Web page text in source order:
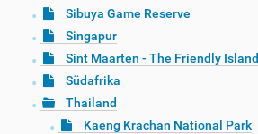
Sibuya Game Reserve
Singapur
Sint Maarten - The Friendly Island
Südafrika
Thailand
Kaeng Krachan National Park